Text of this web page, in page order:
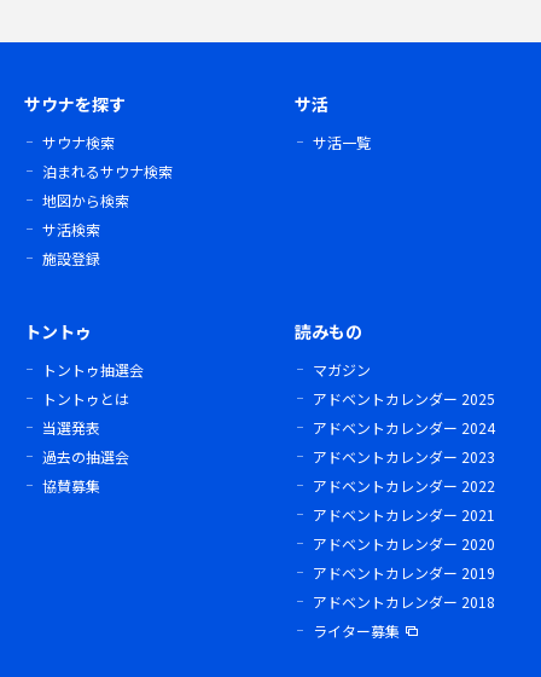
サウナを探す
サウナ検索
泊まれるサウナ検索
地図から検索
サ活検索
施設登録
サ活
サ活一覧
トントゥ
トントゥ抽選会
トントゥとは
当選発表
過去の抽選会
協賛募集
読みもの
マガジン
アドベントカレンダー 2025
アドベントカレンダー 2024
アドベントカレンダー 2023
アドベントカレンダー 2022
アドベントカレンダー 2021
アドベントカレンダー 2020
アドベントカレンダー 2019
アドベントカレンダー 2018
ライター募集